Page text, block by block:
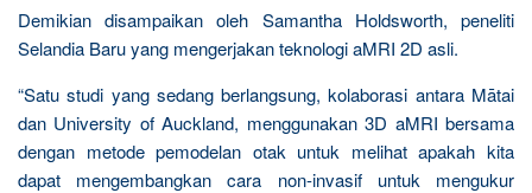
Demikian disampaikan oleh Samantha Holdsworth, peneliti
Selandia Baru yang mengerjakan teknologi aMRI 2D asli.
“Satu studi yang sedang berlangsung, kolaborasi antara Mātai
dan University of Auckland, menggunakan 3D aMRI bersama
dengan metode pemodelan otak untuk melihat apakah kita
dapat mengembangkan cara non-invasif untuk mengukur